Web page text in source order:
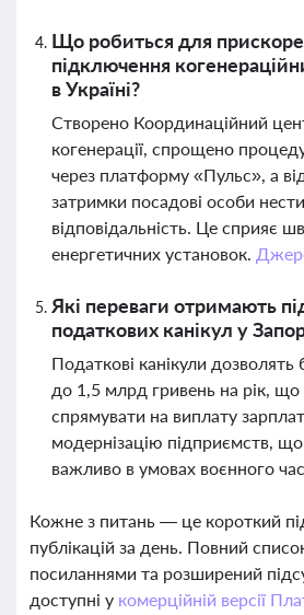
Що робиться для
підключення
в Україні?
Створено Координаційний
когенерації, спрощено
через платформу «Пульс», а
затримки посадові особи
відповідальність. Це сприяє
енергетичних установок.
Які переваги отримають
податкових канікул у
Податкові канікули дозволять
до 1,5 млрд гривень на рік,
спрямувати на виплату
модернізацію підприємств,
важливо в умовах воєнного
Кожне з питань — це короткий
публікацій за день. Повний
посиланнями та розширений
доступні у комерційній версії